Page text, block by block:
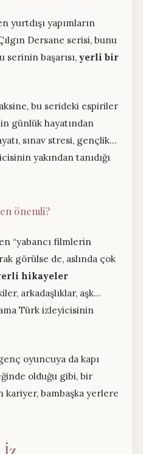
yurtdışı yapımların
Dersane serisi, bunu
serinin başarısı, yerli bir
bu serideki espiriler
günlük hayatından
sınav stresi, gençlik…
yakından tanıdığı
önemli?
“yabancı filmlerin
görülse de, aslında çok
hikayeler
arkadaşlıklar, aşk…
Türk izleyicisinin
oyuncuya da kapı
olduğu gibi, bir
kariyer, bambaşka yerlere